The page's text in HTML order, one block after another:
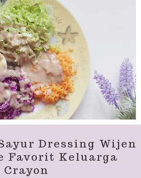
Dressing Wijen
Favorit Keluarga
Crayon